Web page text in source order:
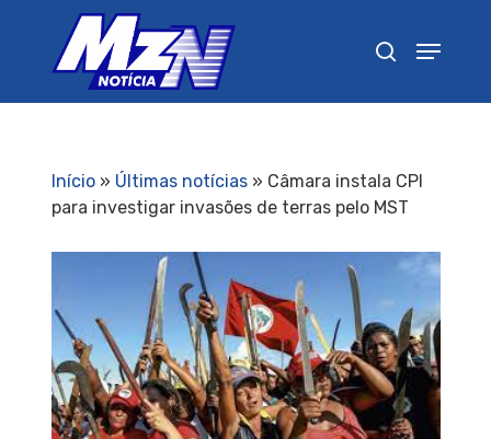
Início» Últimas notícias» Câmara instala CPI
para investigar invasões de terras pelo MST